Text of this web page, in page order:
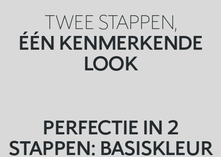
TWEE STAPPEN,
ÉÉN KENMERKENDE
LOOK
PERFECTIE IN 2
STAPPEN: BASISKLEUR